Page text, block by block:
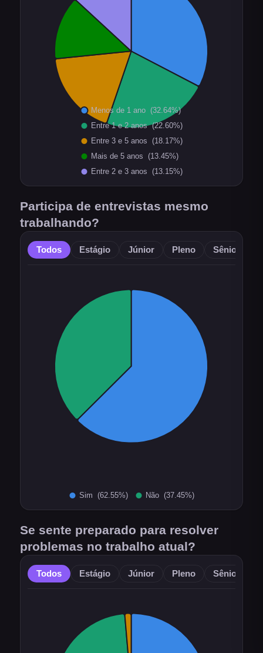
Participa de entrevistas mesmo
trabalhando?
Todos Estágio Júnior Pleno Sênior
Se sente preparado para resolver
problemas no trabalho atual?
Todos Estágio Júnior Pleno Sênior